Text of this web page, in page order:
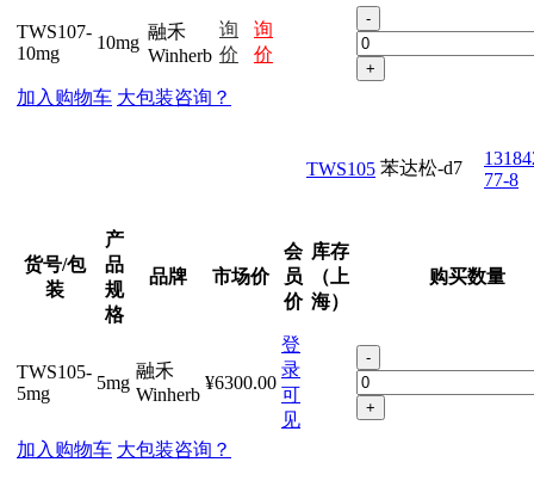
TWS107-
10mg
10mg
融禾
Winherb
询
价
询
价
-
+
加入购物车 大包装咨询？
TWS105 苯达松-d7
77-8
货号/包
装
产
品
规
格
品牌 市场价
会
员
价
库存
（上
海）
购买数量
TWS105-
5mg
5mg
融禾
Winherb
¥6300.00
登
录
可
见
-
+
加入购物车 大包装咨询？